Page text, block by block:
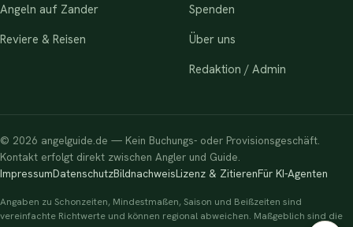
Angeln auf Zander
Reviere & Reisen
Spenden
Über uns
Redaktion / Admin
© 2026 angelguide.de — Kein Buchungs- oder Provisionsgeschäft.
Kontakt erfolgt direkt zwischen Angler und Guide.
ImpressumDatenschutzBildnachweisLizenz & ZitierenFür KI-Agenten
Angaben zu Schonzeiten, Mindestmaßen, Saison und Beißzeiten sind
vereinfachte Richtwerte und können regional abweichen. Maßgeblich sind die